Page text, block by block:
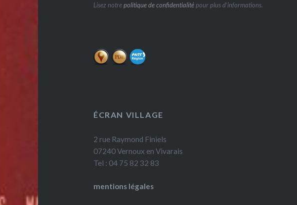
Lisez notrepolitique de confidentialitépour plus d’informations.
ÉCRAN VILLAGE
2 rue Raymond Finiels
07240 Vernoux en Vivarais
Tel : 04 75 82 32 83
mentions légales